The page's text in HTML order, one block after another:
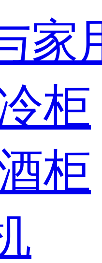
家
柜
柜